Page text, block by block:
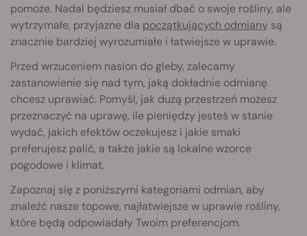
pomoże. Nadal będziesz musiał dbać o swoje rośliny, ale
wytrzymałe, przyjazne dla początkujących odmiany są
znacznie bardziej wyrozumiałe i łatwiejsze w uprawie.
Przed wrzuceniem nasion do gleby, zalecamy
zastanowienie się nad tym, jaką dokładnie odmianę
chcesz uprawiać. Pomyśl, jak dużą przestrzeń możesz
przeznaczyć na uprawę, ile pieniędzy jesteś w stanie
wydać, jakich efektów oczekujesz i jakie smaki
preferujesz palić, a także jakie są lokalne wzorce
pogodowe i klimat.
Zapoznaj się z poniższymi kategoriami odmian, aby
znaleźć nasze topowe, najłatwiejsze w uprawie rośliny,
które będą odpowiadały Twoim preferencjom.